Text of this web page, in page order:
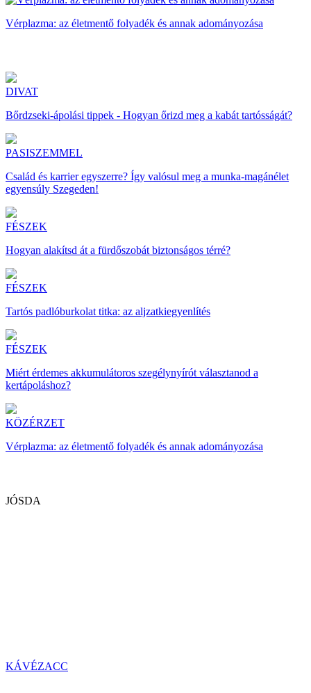
Vérplazma: az életmentő folyadék és annak adományozása
DIVAT
Bőrdzseki-ápolási tippek - Hogyan őrizd meg a kabát tartósságát?
PASISZEMMEL
Család és karrier egyszerre? Így valósul meg a munka-magánélet
egyensúly Szegeden!
FÉSZEK
Hogyan alakítsd át a fürdőszobát biztonságos térré?
FÉSZEK
Tartós padlóburkolat titka: az aljzatkiegyenlítés
FÉSZEK
Miért érdemes akkumulátoros szegélynyírót választanod a
kertápoláshoz?
KÖZÉRZET
Vérplazma: az életmentő folyadék és annak adományozása
JÓSDA
KÁVÉZACC